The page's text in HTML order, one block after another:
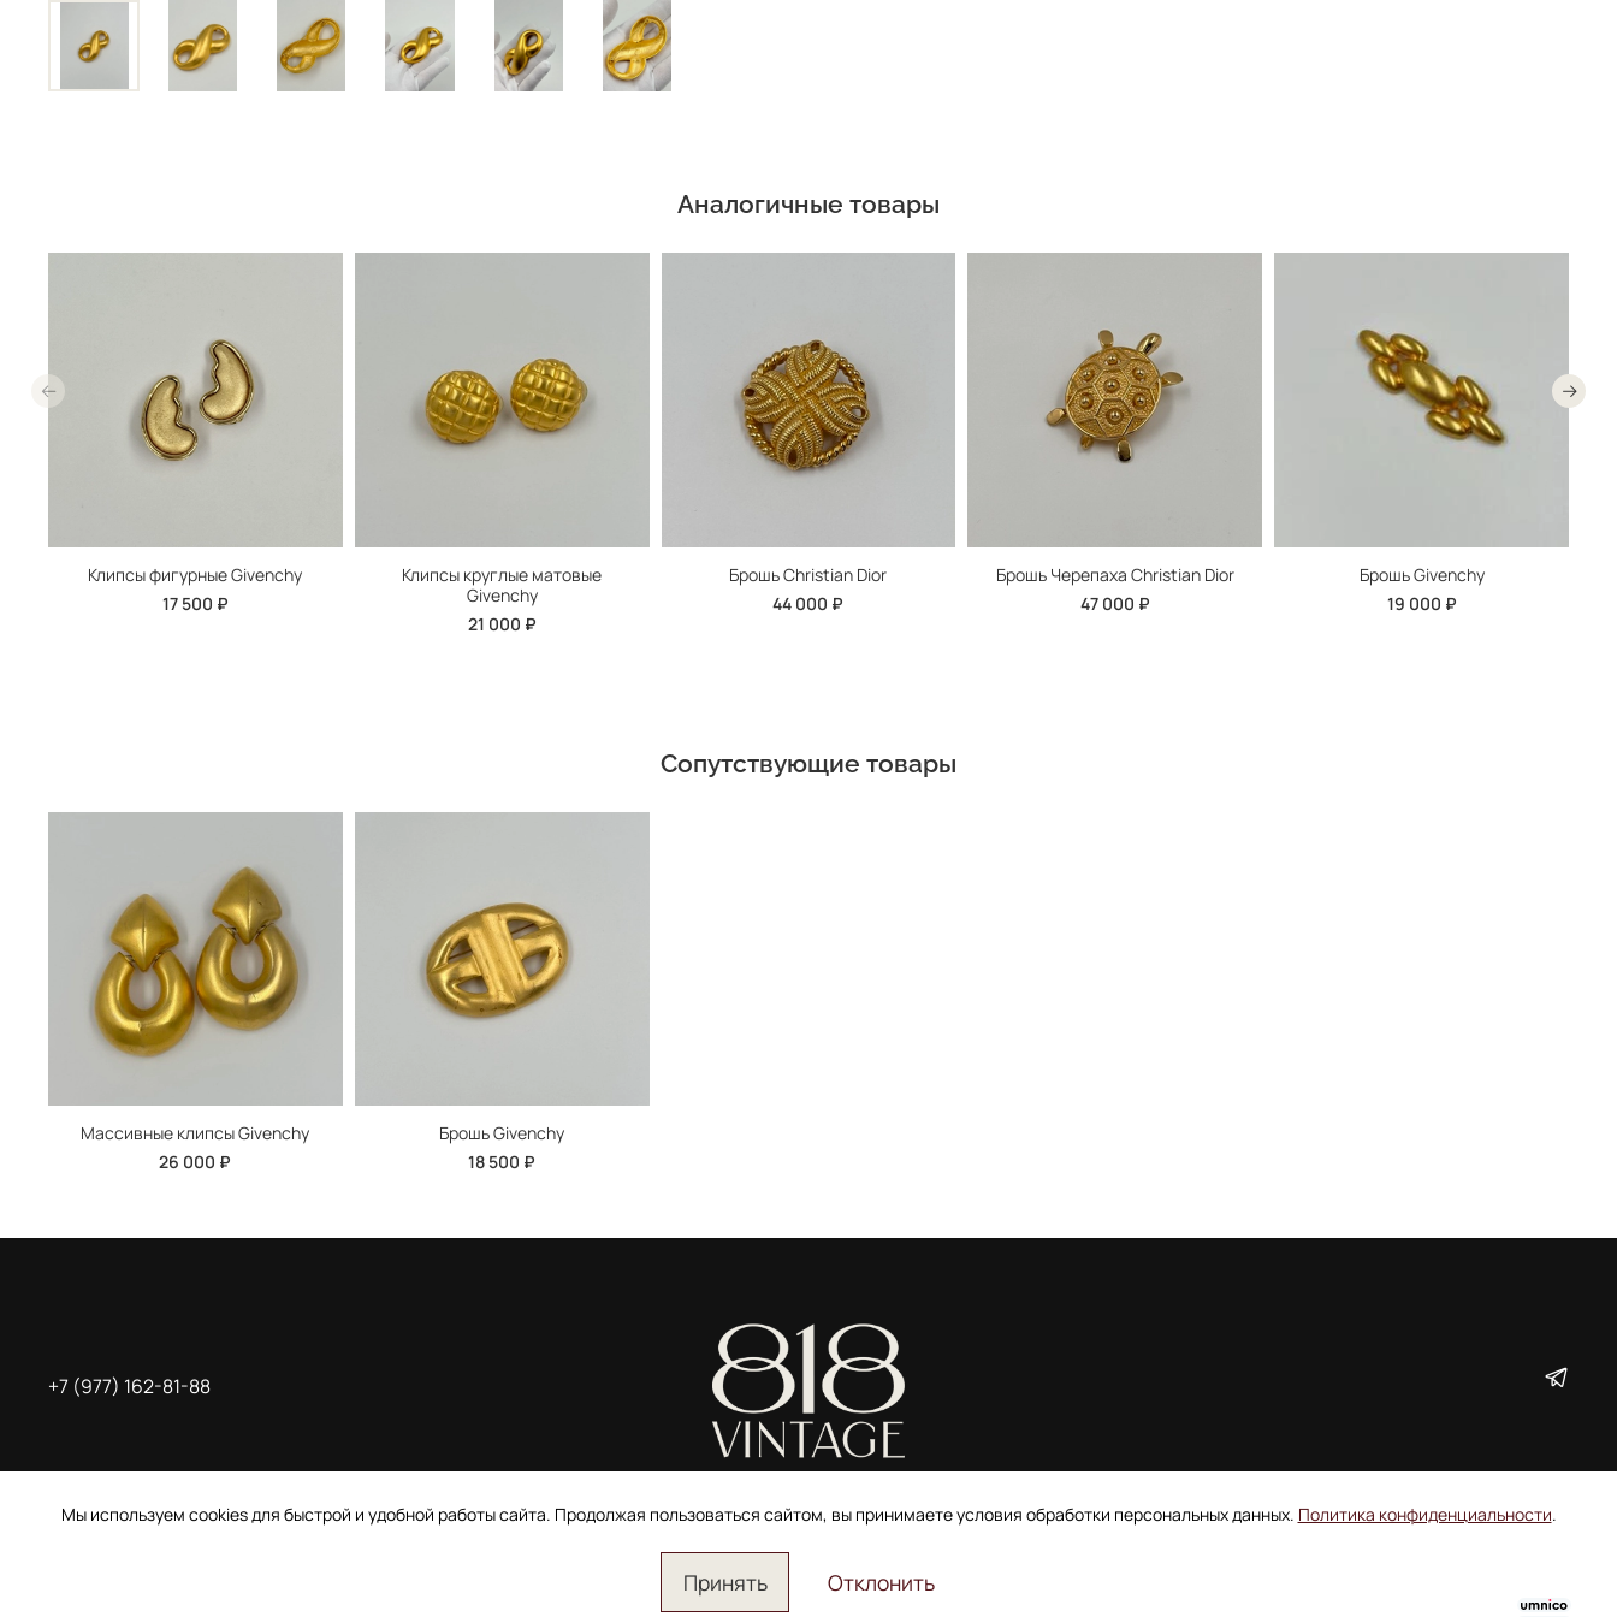
Аналогичные товары
Клипсы фигурные Givenchy
17 500 ₽
Клипсы круглые матовые
Givenchy
21 000 ₽
Брошь Christian Dior
44 000 ₽
Брошь Черепаха Christian Dior
47 000 ₽
Брошь Givenchy
19 000 ₽
Сопутствующие товары
Массивные клипсы Givenchy
26 000 ₽
Брошь Givenchy
18 500 ₽
+7 (977) 162-81-88
Пользовательское соглашение
Мы используем cookies для быстрой и удобной работы сайта. Продолжая пользоваться сайтом, вы принимаете условия обработки персональных данных. Политика конфиденциальности.
Принять Отклонить